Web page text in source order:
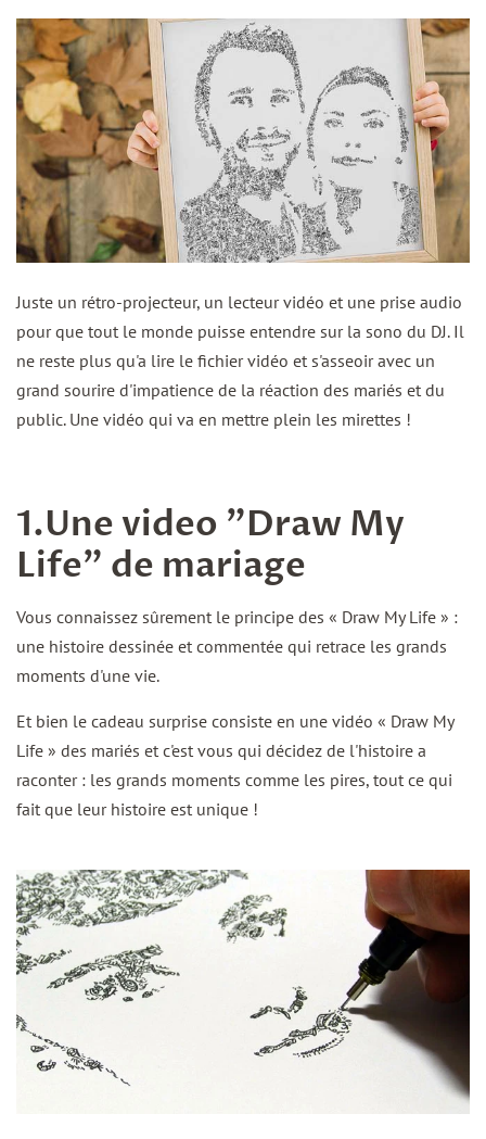
Juste un rétro-projecteur, un lecteur vidéo et une prise audio
pour que tout le monde puisse entendre sur la sono du DJ. Il
ne reste plus qu'a lire le fichier vidéo et s'asseoir avec un
grand sourire d'impatience de la réaction des mariés et du
public. Une vidéo qui va en mettre plein les mirettes !
1.Une video "Draw My
Life" de mariage
Vous connaissez sûrement le principe des « Draw My Life » :
une histoire dessinée et commentée qui retrace les grands
moments d'une vie.
Et bien le cadeau surprise consiste en une vidéo « Draw My
Life » des mariés et c'est vous qui décidez de l'histoire a
raconter : les grands moments comme les pires, tout ce qui
fait que leur histoire est unique !